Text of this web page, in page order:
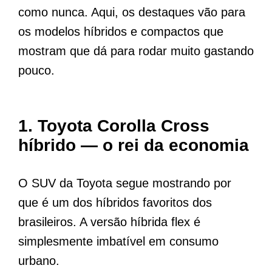
como nunca. Aqui, os destaques vão para
os modelos híbridos e compactos que
mostram que dá para rodar muito gastando
pouco.
1. Toyota Corolla Cross
híbrido — o rei da economia
O SUV da Toyota segue mostrando por
que é um dos híbridos favoritos dos
brasileiros. A versão híbrida flex é
simplesmente imbatível em consumo
urbano.